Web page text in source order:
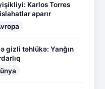
Karlos Torres
aparır
gizli təhlükə: Yanğın